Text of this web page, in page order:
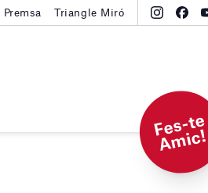
Premsa Triangle Miró
F
e
s-t
e
A
mi
c!